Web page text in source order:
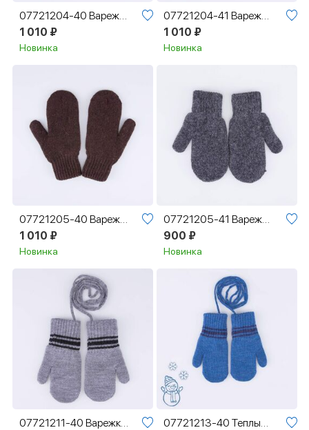
07721204-40 Варежки с пухом двухслойные серый
1 010 ₽
Новинка
07721204-41 Варежки с пухом двухслойные коричневый
1 010 ₽
Новинка
07721205-40 Варежки с пухом двухслойные коричневый
1 010 ₽
Новинка
07721205-41 Варежки с пухом двухслойные темно-серый
900 ₽
Новинка
07721211-40 Варежки двухслойные из шерсти мериноса Полоски
07721213-40 Теплые варежки из шерсти мериноса Полоски синий